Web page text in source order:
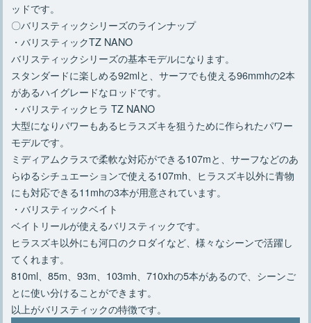
ッドです。
〇バリスティックシリーズのラインナップ
・バリスティックTZ NANO
バリスティックシリーズの基本モデルになります。
スタンダードに楽しめる92mlと、サーフでも使える96mmhの2本
があるハイグレードなロッドです。
・バリスティックヒラ TZ NANO
大型になりパワーもあるヒラスズキを狙うために作られたパワー
モデルです。
ミディアムクラスで柔軟な対応ができる107mと、サーフなどのあ
らゆるシチュエーションで使える107mh、ヒラスズキ以外に青物
にも対応できる11mhの3本が用意されています。
・バリスティックベイト
ベイトリールが使えるバリスティックです。
ヒラスズキ以外にも河口のクロダイなど、様々なシーンで活躍し
てくれます。
810ml、85m、93m、103mh、710xhの5本があるので、シーンご
とに使い分けることができます。
以上がバリスティックの特徴です。